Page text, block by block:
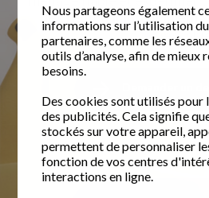
Nous partageons également
informations sur l’utilisation
partenaires, comme les
outils d’analyse, afin de mieux
besoins.
Des cookies sont utilisés pour
des publicités. Cela signifie
stockés sur votre appareil,
permettent de personnaliser
fonction de vos centres
interactions en ligne.
de crédit d'impôt